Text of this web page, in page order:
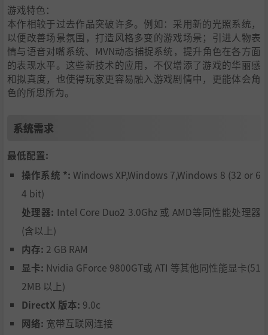
游戏特色：
本作相较于过去作品突破许多。例如：采用新的光照系统，
以便改善场景氛围，打造风格多变的游戏场景；引进人物表
情与语音对嘴系统、MVN动态捕捉系统，提升角色在各方面
的表现水平。这些新技术的应用，不仅增添了游戏的华丽感
和拟真度，也使得玩家更容易融入游戏剧情中，更能体会角
色的所思所为。
系统需求
最低配置:
操作系统 *: Windows XP,Windows 7,Windows 8 (32 or 6
4 bit)
处理器: Intel Core Duo2 3.0Ghz 或 AMD等同性能处理器
(含以上)
内存: 2 GB RAM
显卡: Nvidia GForce 9800GT或 ATI 等其他同性能显卡(51
2MB 以上)
DirectX 版本: 9.0c
网络: 宽带互联网连接